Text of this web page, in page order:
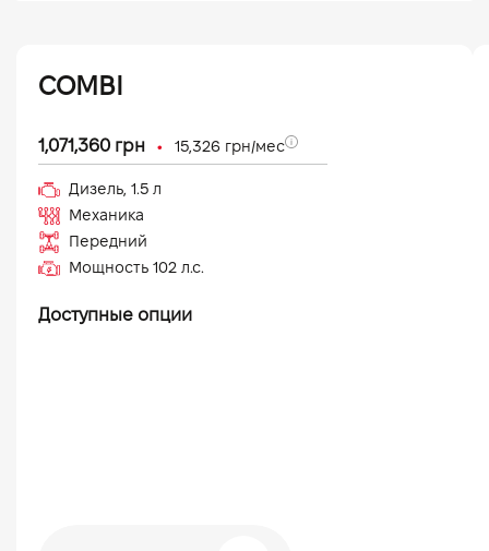
COMBI
1,071,360 грн • 15,326 грн/мес
Дизель, 1.5 л
Механика
Передний
Мощность 102 л.с.
Доступные опции